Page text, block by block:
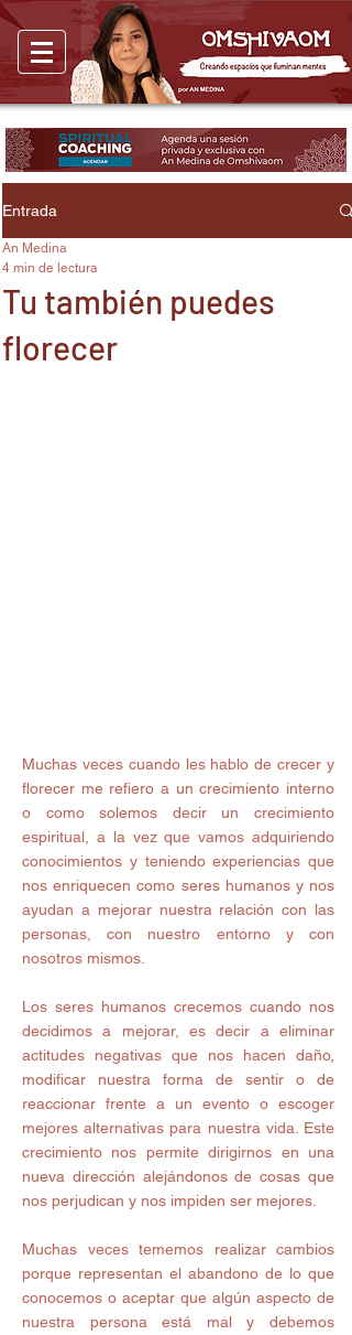
Entrada
Tu también puedes
florecer
An Medina
4 min de lectura
Muchas veces cuando les hablo de crecer y
florecer me refiero a un crecimiento interno
o como solemos decir un crecimiento
espiritual, a la vez que vamos adquiriendo
conocimientos y teniendo experiencias que
nos enriquecen como seres humanos y nos
ayudan a mejorar nuestra relación con las
personas, con nuestro entorno y con
nosotros mismos.
Los seres humanos crecemos cuando nos
decidimos a mejorar, es decir a eliminar
actitudes negativas que nos hacen daño,
modificar nuestra forma de sentir o de
reaccionar frente a un evento o escoger
mejores alternativas para nuestra vida. Este
crecimiento nos permite dirigirnos en una
nueva dirección alejándonos de cosas que
nos perjudican y nos impiden ser mejores.
Muchas veces tememos realizar cambios
porque representan el abandono de lo que
conocemos o aceptar que algún aspecto de
nuestra persona está mal y debemos